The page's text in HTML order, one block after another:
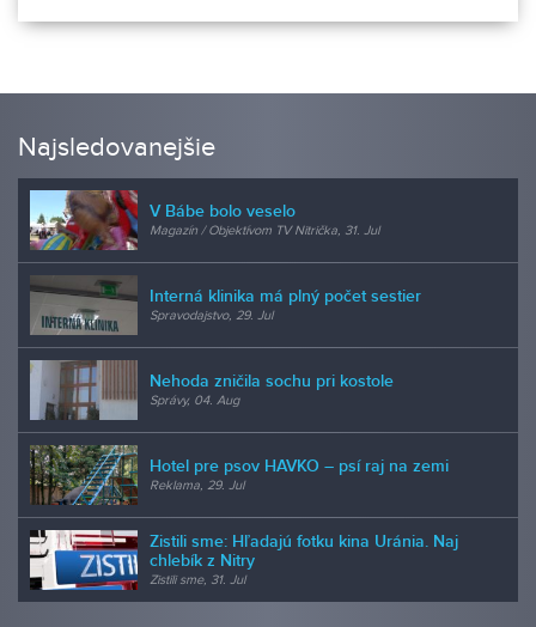
Najsledovanejšie
V Bábe bolo veselo
Magazín / Objektívom TV Nitrička, 31. Jul
Interná klinika má plný počet sestier
Spravodajstvo, 29. Jul
Nehoda zničila sochu pri kostole
Správy, 04. Aug
Hotel pre psov HAVKO – psí raj na zemi
Reklama, 29. Jul
Zistili sme: Hľadajú fotku kina Uránia. Naj
chlebík z Nitry
Zistili sme, 31. Jul